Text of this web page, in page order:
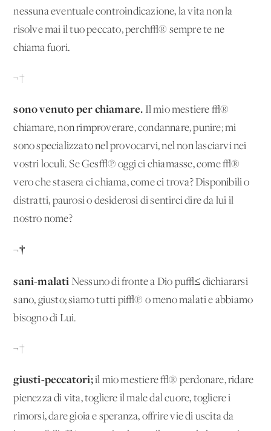
nessuna eventuale controindicazione, la vita non la
risolve mai il tuo peccato, perch√® sempre te ne
chiama fuori.
¬†
sono venuto per chiamare. Il mio mestiere √®
chiamare, non rimproverare, condannare, punire; mi
sono specializzato nel provocarvi, nel non lasciarvi nei
vostri loculi. Se Ges√π oggi ci chiamasse, come √®
vero che stasera ci chiama, come ci trova? Disponibili o
distratti, paurosi o desiderosi di sentirci dire da lui il
nostro nome?
¬†
sani-malati Nessuno di fronte a Dio pu√≤ dichiararsi
sano, giusto; siamo tutti pi√π o meno malati e abbiamo
bisogno di Lui.
¬†
giusti-peccatori;il mio mestiere √® perdonare, ridare
pienezza di vita, togliere il male dal cuore, togliere i
rimorsi, dare gioia e speranza, offrire vie di uscita da